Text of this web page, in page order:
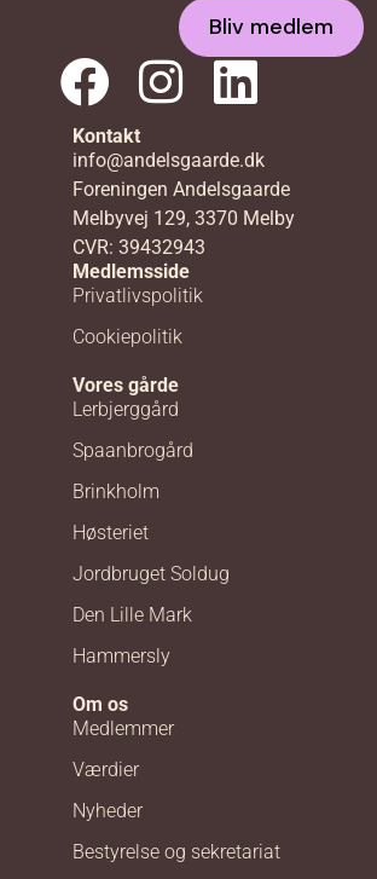
Bliv medlem
Kontakt
info@andelsgaarde.dk
Foreningen Andelsgaarde
Melbyvej 129, 3370 Melby
CVR: 39432943
Medlemsside
Privatlivspolitik
Cookiepolitik
Vores gårde
Lerbjerggård
Spaanbrogård
Brinkholm
Høsteriet
Jordbruget Soldug
Den Lille Mark
Hammersly
Om os
Medlemmer
Værdier
Nyheder
Bestyrelse og sekretariat